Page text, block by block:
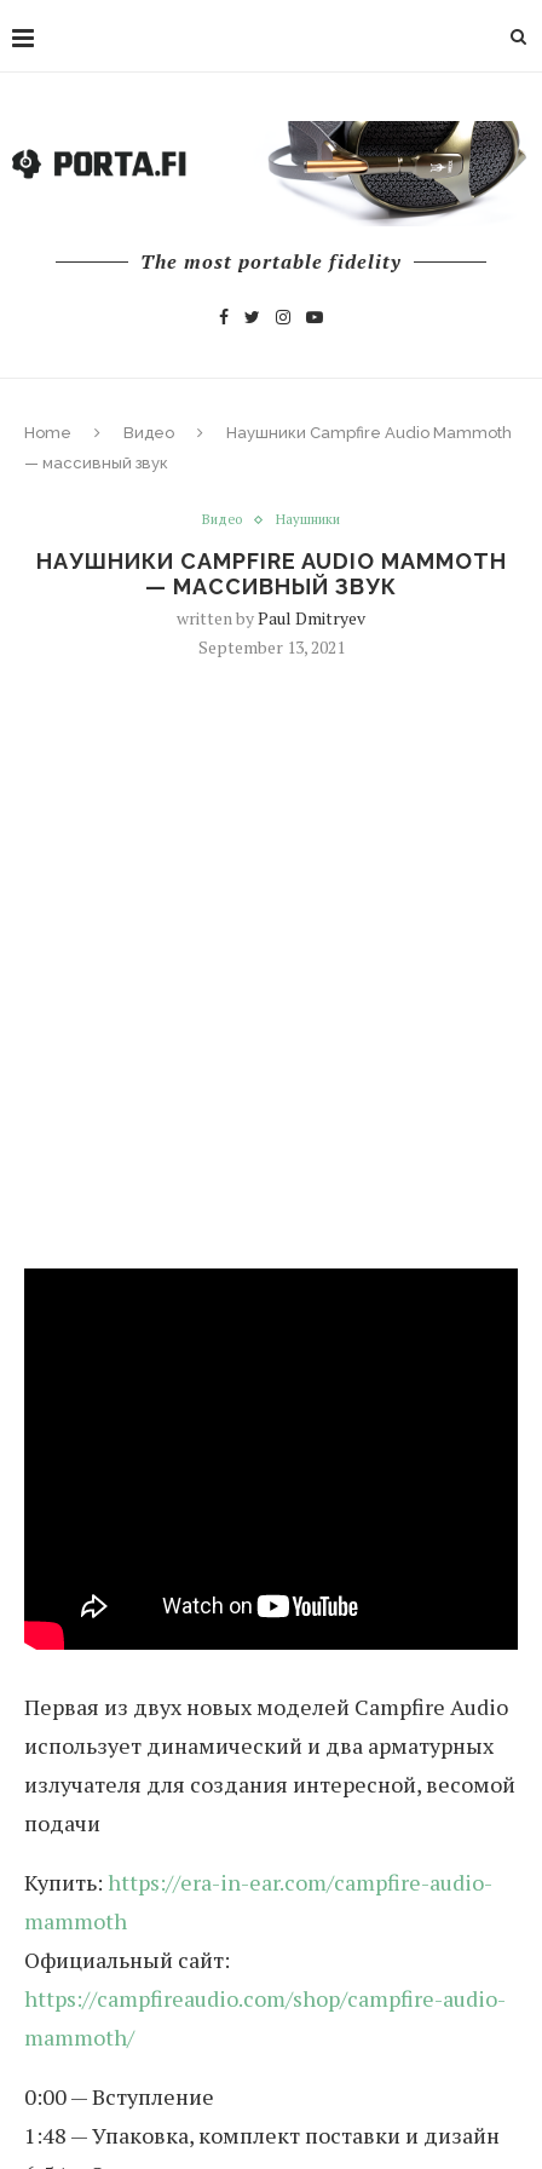
The most portable fidelity
Home Видео
Наушники Campfire Audio Mammoth
— массивный звук
Видео Наушники
НАУШНИКИ CAMPFIRE AUDIO MAMMOTH
— МАССИВНЫЙ ЗВУК
written byPaul Dmitryev
September 13, 2021
Первая из двух новых моделей Campfire Audio
использует динамический и два арматурных
излучателя для создания интересной, весомой
подачи
Купить: https://era-in-ear.com/campfire-audio-
mammoth
Официальный сайт:
https://campfireaudio.com/shop/campfire-audio-
mammoth/
0:00 — Вступление
1:48 — Упаковка, комплект поставки и дизайн